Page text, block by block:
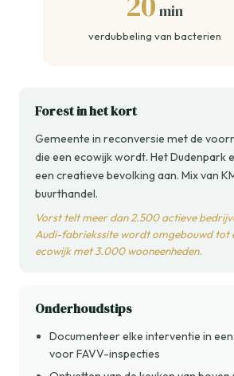
min
verdubbeling van bacterien
Forest in het kort
Gemeente in reconversie met de
die een ecowijk wordt. Het Dudenpark
een creatieve bevolking aan. Mix van
buurthandel.
Vorst telt meer dan 2.500 actieve
Audi-fabriekssite wordt omgebouwd tot
ecowijk met 3.000 wooneenheden.
Onderhoudstips
Documenteer elke interventie in
voor FAVV-inspecties